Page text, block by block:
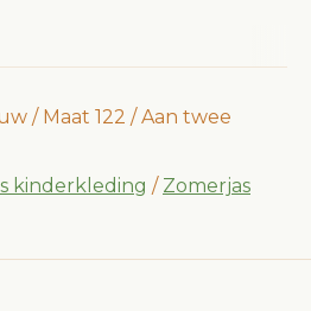
/ Maat 122 / Aan twee
kinderkleding / Zomerjas